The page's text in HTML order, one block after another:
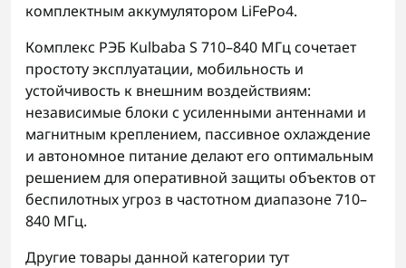
комплектным аккумулятором LiFePo4.
Комплекс РЭБ Kulbaba S 710–840 МГц сочетает
простоту эксплуатации, мобильность и
устойчивость к внешним воздействиям:
независимые блоки с усиленными антеннами и
магнитным креплением, пассивное охлаждение
и автономное питание делают его оптимальным
решением для оперативной защиты объектов от
беспилотных угроз в частотном диапазоне 710–
840 МГц.
Другие товары данной категории тут